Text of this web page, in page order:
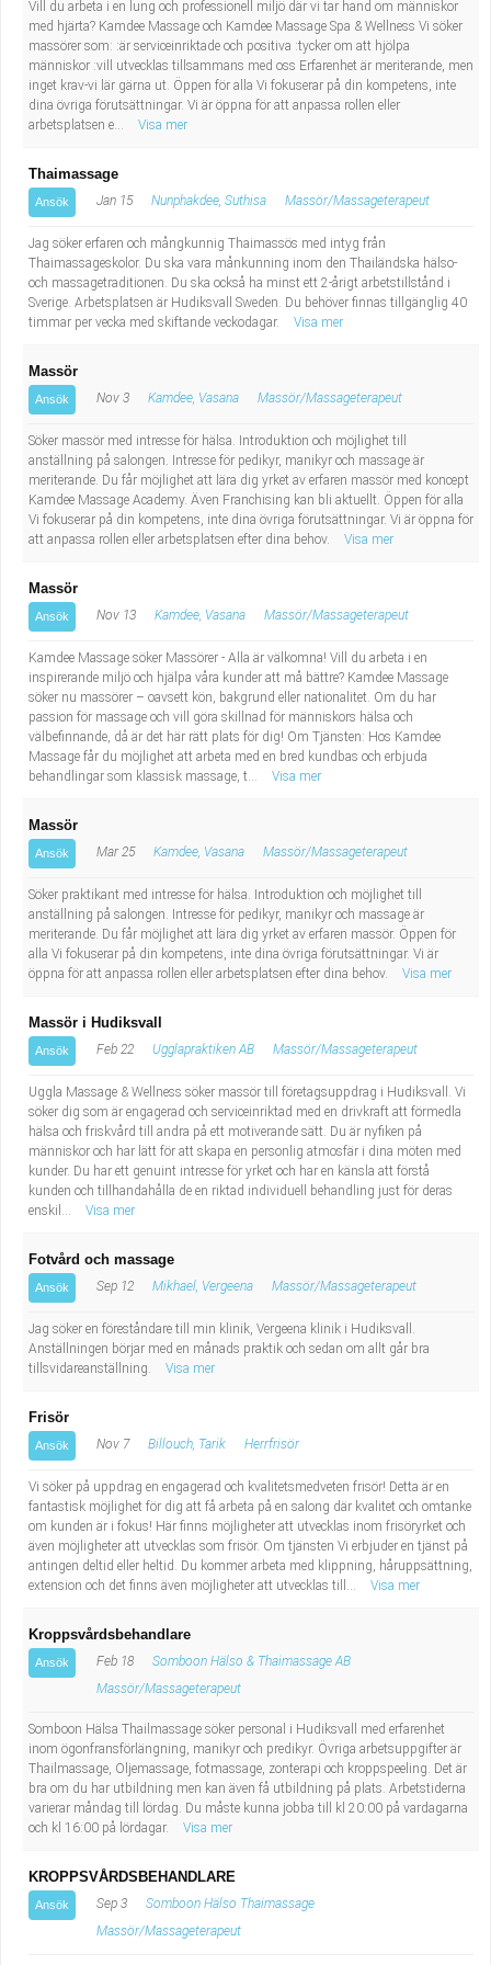
Industriell tillverkning
Installation, drift, underhåll
Kropps- och skönhetsvård
Kultur, media, design
Militärt arbete
Naturbruk
Pedagogiskt arbete
Sanering och renhållning
Socialt arbete
Tekniskt arbete
Transport
Behandlingsassistent/Socialpedagog
Tandsköterska
Budbilsförare
Tidningsbud/Tidningsdistributör
Lärare i fritidshem/Fritidspedagog
Taxiförare/Taxichaufför
sekreterare
Lastbilsförare m.fl.
Fastighetsskötare
Brevbärare
Sjuksköterska, grundutbildad
Kock, storhushåll
Undersköterska, vård- o specialavd. o mottagning
Bibliotekarie
Lärare i gymnasiet
Vill du arbeta i en lung och professionell miljö där vi tar hand om människor
med hjärta? Kamdee Massage och Kamdee Massage Spa & Wellness Vi söker
massörer som: :är serviceinriktade och positiva :tycker om att hjölpa
människor :vill utvecklas tillsammans med oss Erfarenhet är meriterande, men
inget krav-vi lär gärna ut. Öppen för alla Vi fokuserar på din kompetens, inte
dina övriga förutsättningar. Vi är öppna för att anpassa rollen eller
arbetsplatsen e...
Visa mer
Thaimassage
Ansök Jan 15 Nunphakdee, Suthisa Massör/Massageterapeut
Jag söker erfaren och mångkunnig Thaimassös med intyg från
Thaimassageskolor. Du ska vara månkunning inom den Thailändska hälso-
och massagetraditionen. Du ska också ha minst ett 2-årigt arbetstillstånd i
Sverige. Arbetsplatsen är Hudiksvall Sweden. Du behöver finnas tillgänglig 40
timmar per vecka med skiftande veckodagar.
Visa mer
Massör
Ansök Nov 3 Kamdee, Vasana Massör/Massageterapeut
Söker massör med intresse för hälsa. Introduktion och möjlighet till
anställning på salongen. Intresse för pedikyr, manikyr och massage är
meriterande. Du får möjlighet att lära dig yrket av erfaren massör med koncept
Kamdee Massage Academy. Även Franchising kan bli aktuellt. Öppen för alla
Vi fokuserar på din kompetens, inte dina övriga förutsättningar. Vi är öppna för
att anpassa rollen eller arbetsplatsen efter dina behov.
Visa mer
Massör
Ansök Nov 13 Kamdee, Vasana Massör/Massageterapeut
Kamdee Massage söker Massörer - Alla är välkomna! Vill du arbeta i en
inspirerande miljö och hjälpa våra kunder att må bättre? Kamdee Massage
söker nu massörer – oavsett kön, bakgrund eller nationalitet. Om du har
passion för massage och vill göra skillnad för människors hälsa och
välbefinnande, då är det här rätt plats för dig! Om Tjänsten: Hos Kamdee
Massage får du möjlighet att arbeta med en bred kundbas och erbjuda
behandlingar som klassisk massage, t...
Visa mer
Massör
Ansök Mar 25 Kamdee, Vasana Massör/Massageterapeut
Söker praktikant med intresse för hälsa. Introduktion och möjlighet till
anställning på salongen. Intresse för pedikyr, manikyr och massage är
meriterande. Du får möjlighet att lära dig yrket av erfaren massör. Öppen för
alla Vi fokuserar på din kompetens, inte dina övriga förutsättningar. Vi är
öppna för att anpassa rollen eller arbetsplatsen efter dina behov.
Visa mer
Massör i Hudiksvall
Ansök Feb 22 Ugglapraktiken AB Massör/Massageterapeut
Uggla Massage & Wellness söker massör till företagsuppdrag i Hudiksvall. Vi
söker dig som är engagerad och serviceinriktad med en drivkraft att förmedla
hälsa och friskvård till andra på ett motiverande sätt. Du är nyfiken på
människor och har lätt för att skapa en personlig atmosfär i dina möten med
kunder. Du har ett genuint intresse för yrket och har en känsla att förstå
kunden och tillhandahålla de en riktad individuell behandling just för deras
enskil...
Visa mer
Fotvård och massage
Ansök Sep 12 Mikhael, Vergeena Massör/Massageterapeut
Jag söker en föreståndare till min klinik, Vergeena klinik i Hudiksvall.
Anställningen börjar med en månads praktik och sedan om allt går bra
tillsvidareanställning.
Visa mer
Frisör
Ansök Nov 7 Billouch, Tarik Herrfrisör
Vi söker på uppdrag en engagerad och kvalitetsmedveten frisör! Detta är en
fantastisk möjlighet för dig att få arbeta på en salong där kvalitet och omtanke
om kunden är i fokus! Här finns möjligheter att utvecklas inom frisöryrket och
även möjligheter att utvecklas som frisör. Om tjänsten Vi erbjuder en tjänst på
antingen deltid eller heltid. Du kommer arbeta med klippning, håruppsättning,
extension och det finns även möjligheter att utvecklas till...
Visa mer
Kroppsvårdsbehandlare
Ansök Feb 18
Somboon Hälso & Thaimassage AB
Massör/Massageterapeut
Somboon Hälsa Thailmassage söker personal i Hudiksvall med erfarenhet
inom ögonfransförlängning, manikyr och predikyr. Övriga arbetsuppgifter är
Thailmassage, Oljemassage, fotmassage, zonterapi och kroppspeeling. Det är
bra om du har utbildning men kan även få utbildning på plats. Arbetstiderna
varierar måndag till lördag. Du måste kunna jobba till kl 20:00 på vardagarna
och kl 16:00 på lördagar.
Visa mer
KROPPSVÅRDSBEHANDLARE
Ansök Sep 3
Somboon Hälso Thaimassage
Massör/Massageterapeut